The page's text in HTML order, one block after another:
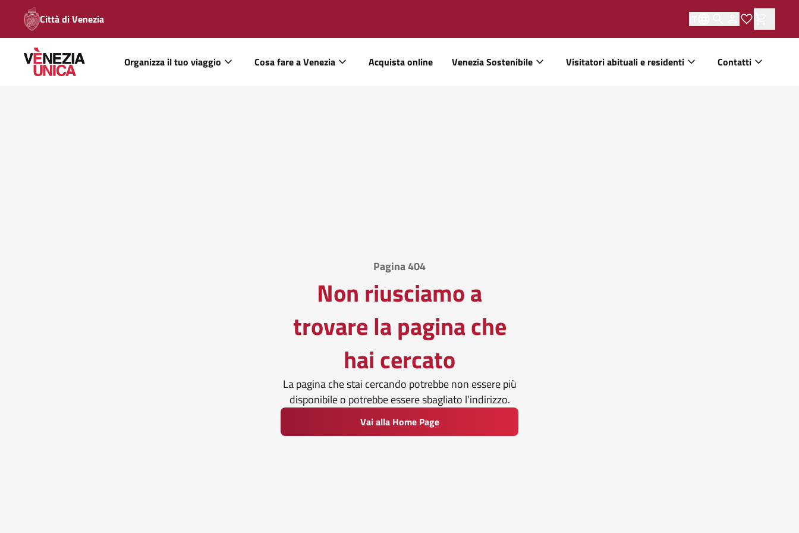
Città di Venezia
Organizza il tuo viaggio Cosa fare a Venezia Acquista online Venezia Sostenibile Visitatori abituali e residenti Contatti
Pagina 404
Non riusciamo a
trovare la pagina che
hai cercato
La pagina che stai cercando potrebbe non essere più
disponibile o potrebbe essere sbagliato l’indirizzo.
Vai alla Home Page